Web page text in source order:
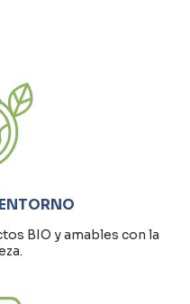
BIO y amables con la